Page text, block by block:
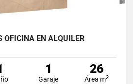
OFICINA EN ALQUILER
1
Garaje
26
Área m2